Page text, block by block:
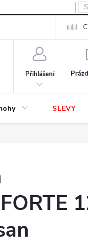
Přihlášení
SLEVY